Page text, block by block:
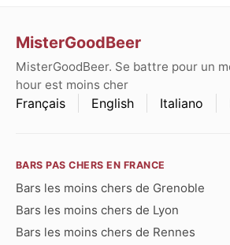
MisterGoodBeer
MisterGoodBeer. Se battre pour un
hour est moins cher
Français English Italiano
BARS PAS CHERS EN FRANCE
Bars les moins chers de Grenoble
Bars les moins chers de Lyon
Bars les moins chers de Rennes